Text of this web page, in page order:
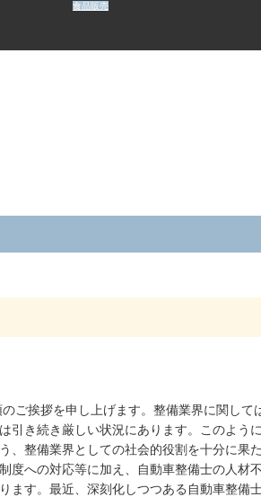
食品販売
挨拶を申し上げます。整備業界に関し
き続き厳しい状況にあります。このよう
整備業界としての社会的役割を十分に
への対応等に加え、自動車整備士の人材
す。最近、深刻化しつつある自動車整備